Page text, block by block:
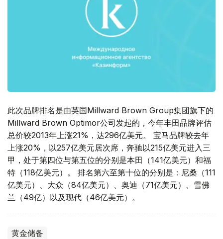
此次品牌排名是由英国Millward Brown Group集团旗下的
Millward Brown Optimor公司发起的，今年丰田品牌评估
总价较2013年上涨21%，达296亿美元。 宝马品牌较去年
上涨20%，以257亿美元居次席，奔驰以215亿美元进入三
甲，处于第四位与第五位的分别是本田（141亿美元）和福
特（118亿美元）。 排名第六至第十位的分别是：尼桑（111
亿美元）、大众（84亿美元）、奥迪（71亿美元）、雪佛
兰（49亿）以及现代（46亿美元）。
黄金储备